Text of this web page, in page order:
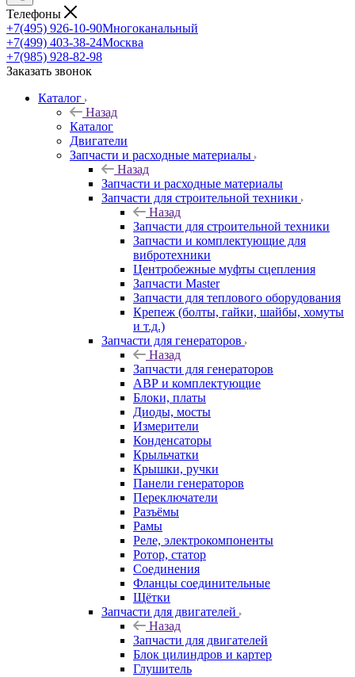
Телефоны
+7(495) 926-10-90Многоканальный
+7(499) 403-38-24Москва
+7(985) 928-82-98
Заказать звонок
Каталог
Назад
Каталог
Двигатели
Запчасти и расходные материалы
Назад
Запчасти и расходные материалы
Запчасти для строительной техники
Назад
Запчасти для строительной техники
Запчасти и комплектующие для
вибротехники
Центробежные муфты сцепления
Запчасти Master
Запчасти для теплового оборудования
Крепеж (болты, гайки, шайбы, хомуты
и т.д.)
Запчасти для генераторов
Назад
Запчасти для генераторов
АВР и комплектующие
Блоки, платы
Диоды, мосты
Измерители
Конденсаторы
Крыльчатки
Крышки, ручки
Панели генераторов
Переключатели
Разъёмы
Рамы
Реле, электрокомпоненты
Ротор, статор
Соединения
Фланцы соединительные
Щётки
Запчасти для двигателей
Назад
Запчасти для двигателей
Блок цилиндров и картер
Глушитель